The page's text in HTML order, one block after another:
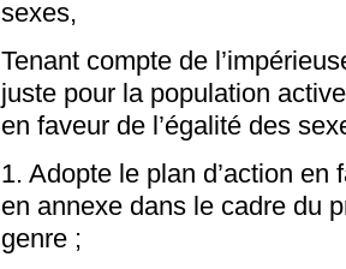
sexes,
Tenant compte de
juste pour la population
en faveur de l’égalité des
1. Adopte le plan d’action en
en annexe dans le cadre du
genre ;